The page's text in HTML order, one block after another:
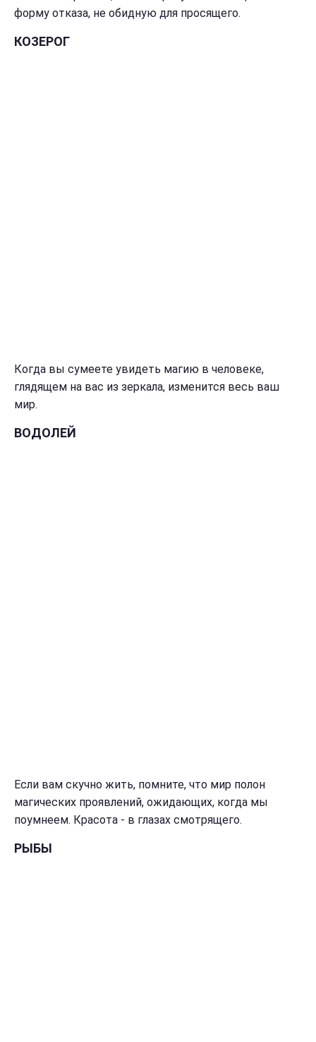
форму отказа, не обидную для просящего.
КОЗЕРОГ
Когда вы сумеете увидеть магию в человеке,
глядящем на вас из зеркала, изменится весь ваш
мир.
ВОДОЛЕЙ
Если вам скучно жить, помните, что мир полон
магических проявлений, ожидающих, когда мы
поумнеем. Красота - в глазах смотрящего.
РЫБЫ